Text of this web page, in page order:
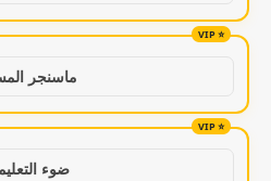
ماسنجر
ضوء